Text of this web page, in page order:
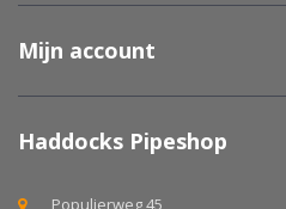
Mijn account
Haddocks Pipeshop
Populierweg 45